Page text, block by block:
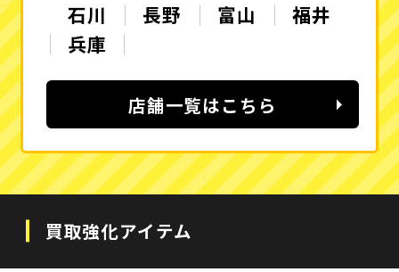
石川
長野 富山
福井
兵庫
店舗一覧はこちら
買取強化アイテム